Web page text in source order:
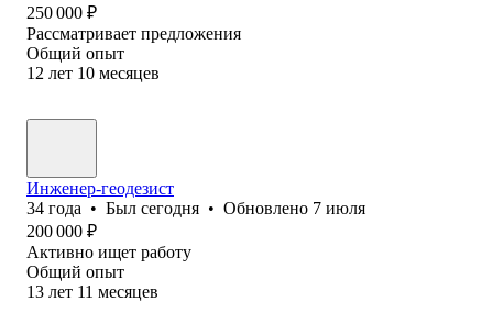
250 000 ₽
Рассматривает предложения
Общий опыт
12 лет 10 месяцев
Инженер-геодезист
34 года • Был сегодня • Обновлено 7 июля
200 000 ₽
Активно ищет работу
Общий опыт
13 лет 11 месяцев